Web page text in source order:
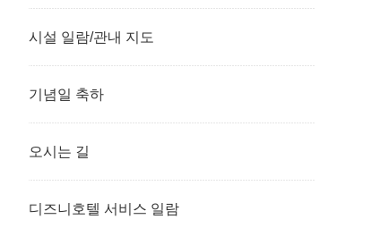
시설 일람/관내 지도
기념일 축하
오시는 길
디즈니호텔 서비스 일람